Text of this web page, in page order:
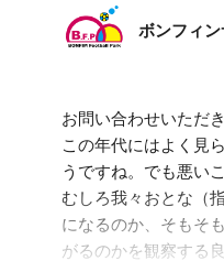
ボンフィ
お問い合わせいただ
この年代にはよく見
うですね。でも悪い
むしろ我々おとな（
になるのか、そもそ
がるのかを観察する